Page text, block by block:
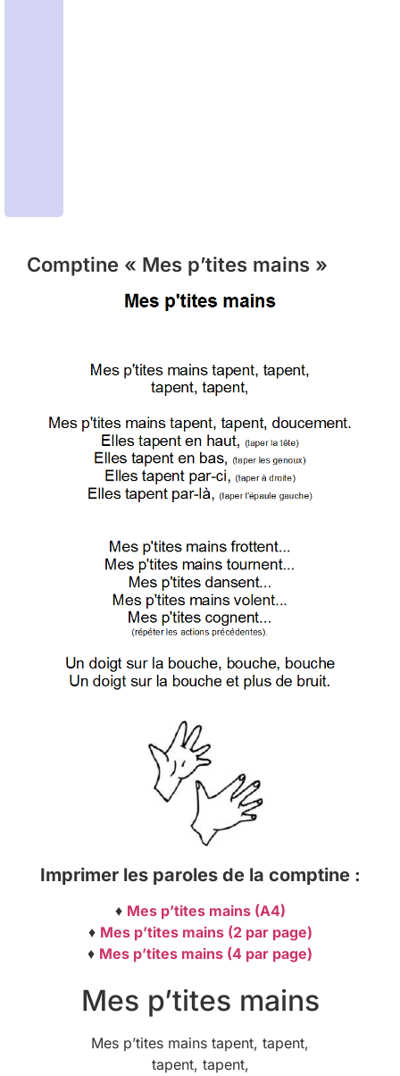
Comptine « Mes p’tites mains »
Imprimer les paroles de la comptine :
♦ Mes p’tites mains (A4)
♦ Mes p’tites mains (2 par page)
♦ Mes p’tites mains (4 par page)
Mes p’tites mains
Mes p’tites mains tapent, tapent,
tapent, tapent,